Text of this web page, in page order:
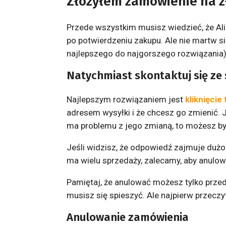
Przede wszystkim musisz wiedzieć, że
po potwierdzeniu zakupu. Ale nie martw
najlepszego do najgorszego
Natychmiast skontaktuj się ze
Najlepszym rozwiązaniem jest kliknięcie
adresem wysyłki i że chcesz go
ma problemu z jego zmianą, to możesz
Jeśli widzisz, że odpowiedź zajmuje
ma wielu sprzedaży, zalecamy, aby
Pamiętaj, że anulować możesz tylko
musisz się spieszyć. Ale najpierw
Anulowanie zamówienia